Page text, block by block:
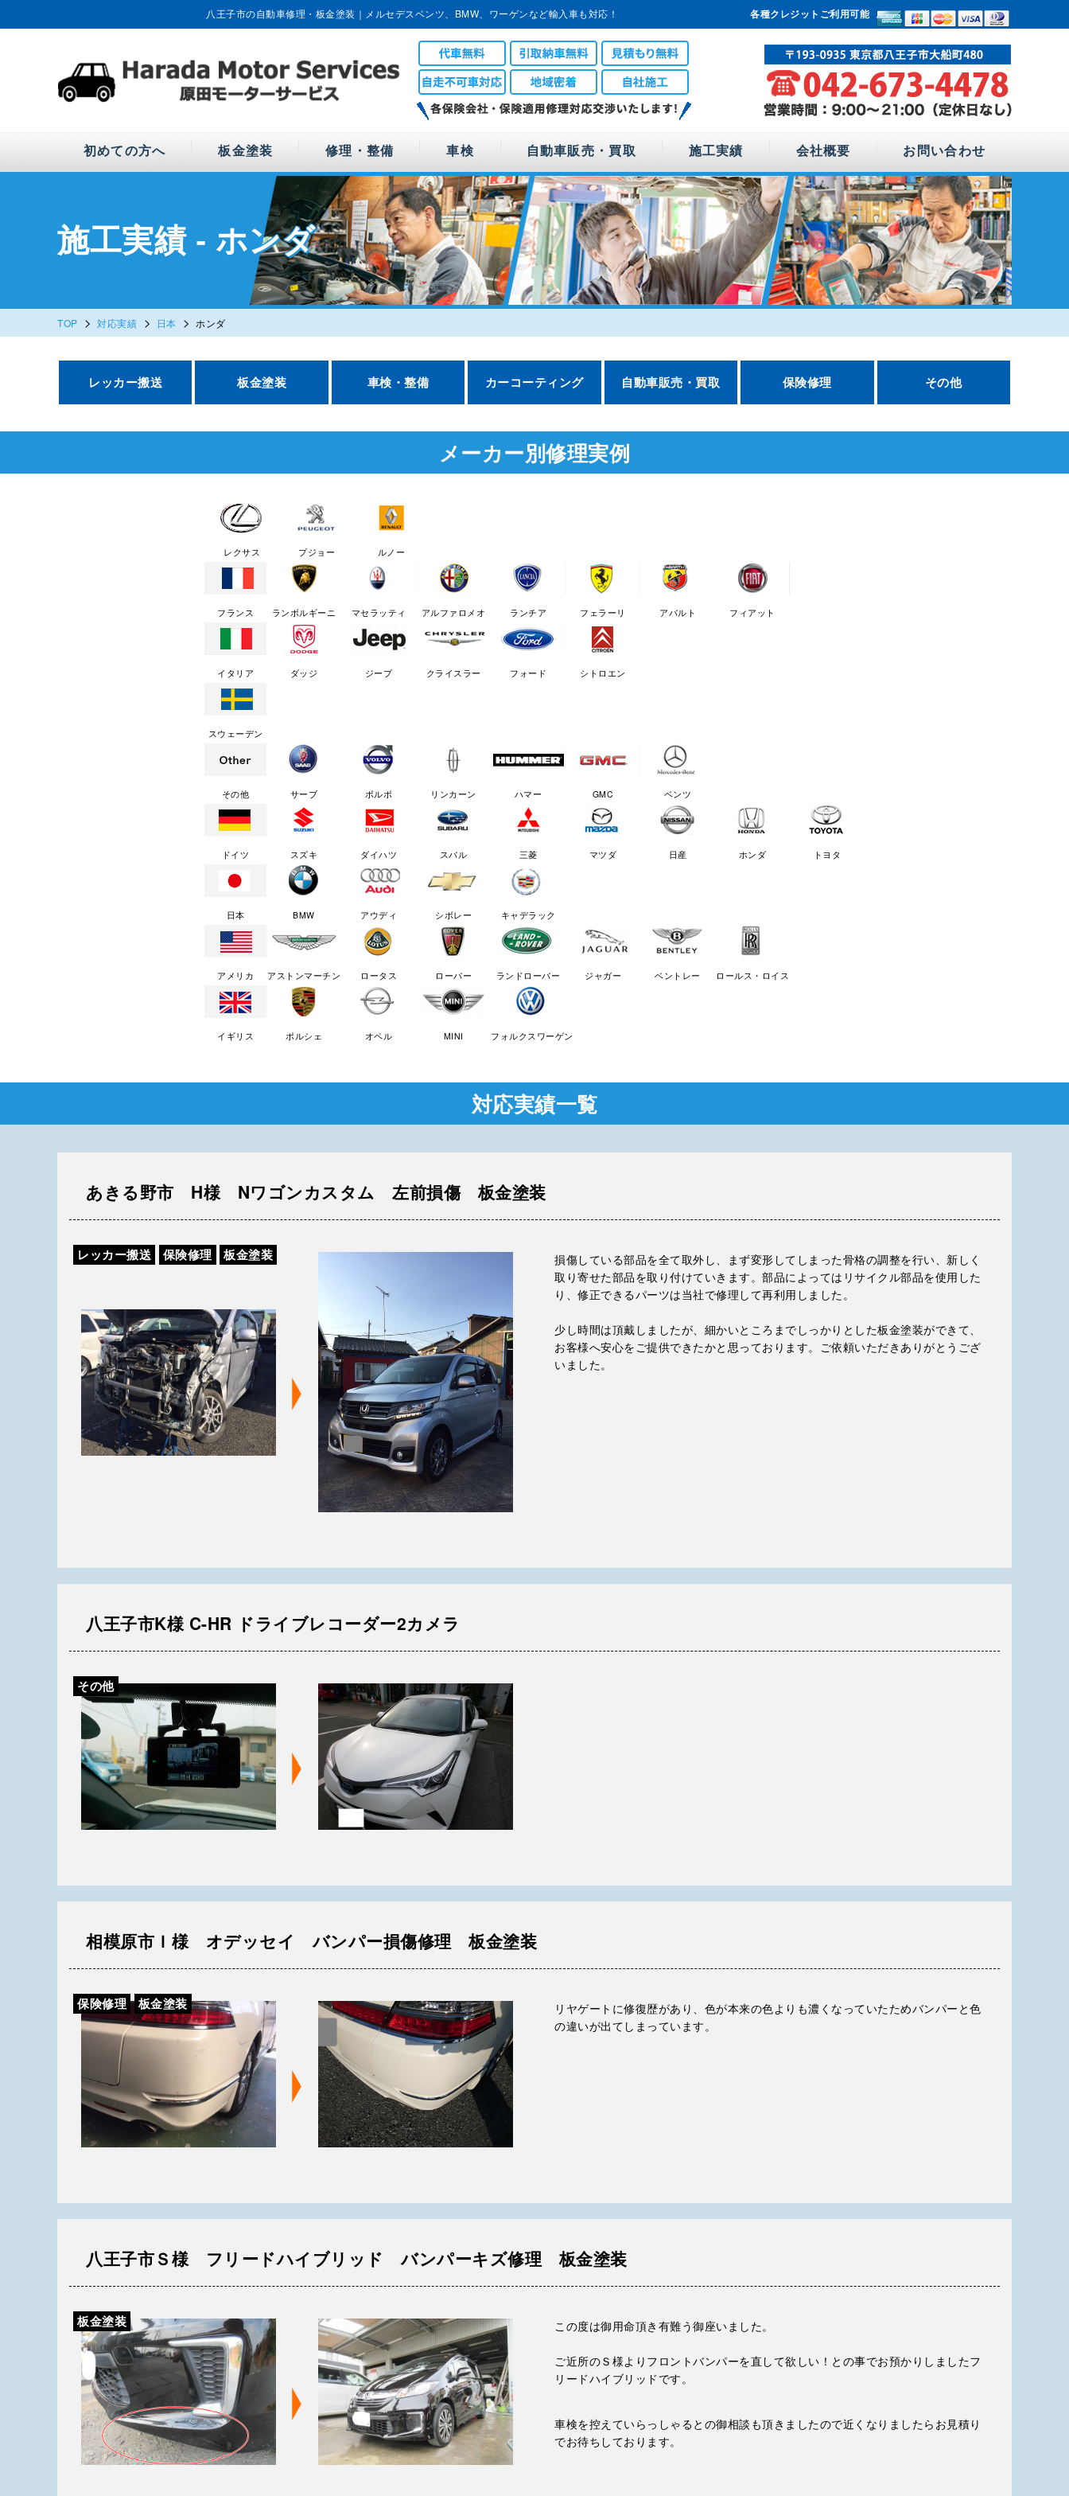
八王子市の自動車修理・板金塗装｜メルセデスベンツ、BMW、ワーゲンなど輸入車も対応！ 各種クレジットご利用可能
初めての方へ 板金塗装 修理・整備 車検 自動車販売・買取 施工実績 会社概要 お問い合わせ
施工実績 - ホンダ
TOP > 対応実績 > 日本 > ホンダ
レッカー搬送 板金塗装 車検・整備 カーコーティング 自動車販売・買取 保険修理 その他
メーカー別修理実例
レクサス プジョー ルノー
フランス ランボルギーニ マセラッティ アルファロメオ ランチア フェラーリ アバルト フィアット
イタリア ダッジ ジープ クライスラー フォード シトロエン
スウェーデン
その他 サーブ ボルボ リンカーン ハマー GMC ベンツ
ドイツ スズキ ダイハツ スバル 三菱 マツダ 日産 ホンダ トヨタ
日本 BMW アウディ シボレー キャデラック
アメリカ アストンマーチン ロータス ローバー ランドローバー ジャガー ベントレー ロールス・ロイス
イギリス ポルシェ オペル MINI フォルクスワーゲン
対応実績一覧
あきる野市 H様 Nワゴンカスタム 左前損傷 板金塗装
レッカー搬送 保険修理 板金塗装
損傷している部品を全て取外し、まず変形してしまった骨格の調整を行い、新しく
取り寄せた部品を取り付けていきます。部品によってはリサイクル部品を使用した
り、修正できるパーツは当社で修理して再利用しました。
少し時間は頂戴しましたが、細かいところまでしっかりとした板金塗装ができて、
お客様へ安心をご提供できたかと思っております。ご依頼いただきありがとうござ
いました。
八王子市K様 C-HR ドライブレコーダー2カメラ
その他
相模原市Ｉ様 オデッセイ バンパー損傷修理 板金塗装
保険修理 板金塗装
リヤゲートに修復歴があり、色が本来の色よりも濃くなっていたためバンパーと色
の違いが出てしまっています。
八王子市Ｓ様 フリードハイブリッド バンパーキズ修理 板金塗装
板金塗装 この度は御用命頂き有難う御座いました。
ご近所のＳ様よりフロントバンパーを直して欲しい！との事でお預かりしましたフ
リードハイブリッドです。
車検を控えていらっしゃるとの御相談も頂きましたので近くなりましたらお見積り
でお待ちしております。